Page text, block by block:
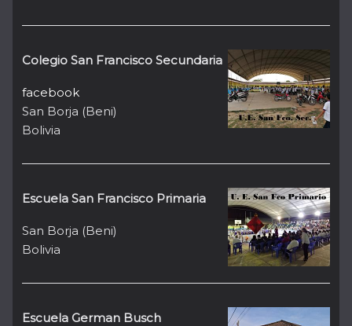
Colegio San Francisco Secundaria
facebook
San Borja (Beni)
Bolivia
Escuela San Francisco Primaria
San Borja (Beni)
Bolivia
Escuela German Busch